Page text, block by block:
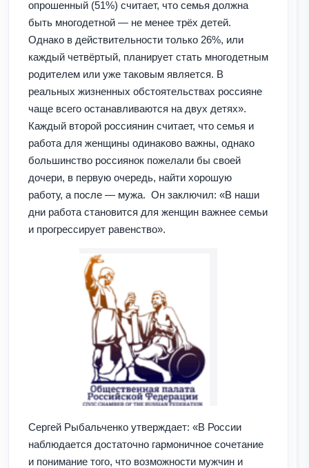
опрошенный (51%) считает, что семья должна
быть многодетной — не менее трёх детей.
Однако в действительности только 26%, или
каждый четвёртый, планирует стать многодетным
родителем или уже таковым является. В
реальных жизненных обстоятельствах россияне
чаще всего останавливаются на двух детях».
Каждый второй россиянин считает, что семья и
работа для женщины одинаково важны, однако
большинство россиянок пожелали бы своей
дочери, в первую очередь, найти хорошую
работу, а после — мужа. Он заключил: «В наши
дни работа становится для женщин важнее семьи
и прогрессирует равенство».
Сергей Рыбальченко утверждает: «В России
наблюдается достаточно гармоничное сочетание
и понимание того, что возможности мужчин и